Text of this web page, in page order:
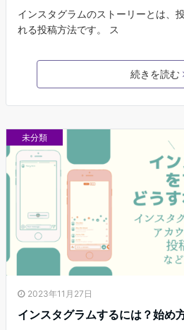
インスタグラムのストーリーとは、
れる投稿方法です。 ス
続きを読む
未分類
2023年11月27日
インスタグラムするには？始め